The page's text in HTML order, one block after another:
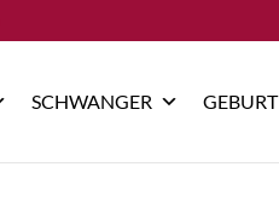
SCHWANGER GEBURT